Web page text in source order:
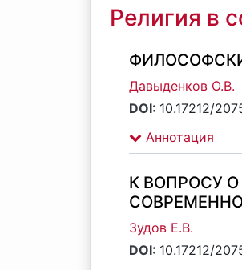
Религия в
Давыденков О.В.
DOI: 10.17212/
Аннотация
К ВОПРОСУ
Зудов Е.В.
DOI: 10.17212/